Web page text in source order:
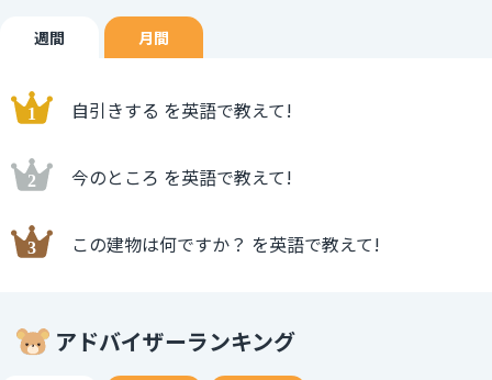
週間 月間
自引きする を英語で教えて!
今のところ を英語で教えて!
この建物は何ですか？ を英語で教えて!
アドバイザーランキング